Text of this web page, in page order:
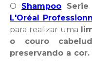
O Shampoo
L'Oréal
para realizar uma
o couro
preservando a cor.